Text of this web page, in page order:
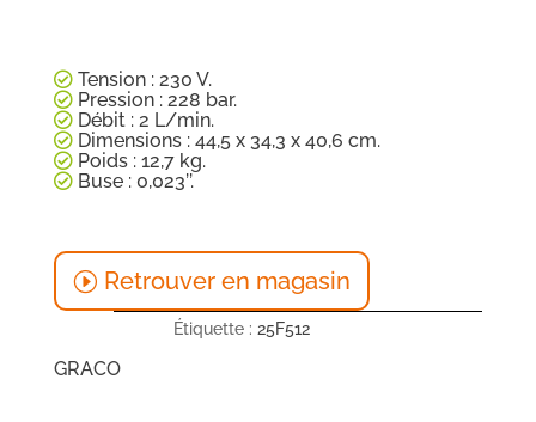
Tension : 230 V.
Pression : 228 bar.
Débit : 2 L/min.
Dimensions : 44,5 x 34,3 x 40,6 cm.
Poids : 12,7 kg.
Buse : 0,023’’.
Retrouver en magasin
Étiquette : 25F512
GRACO